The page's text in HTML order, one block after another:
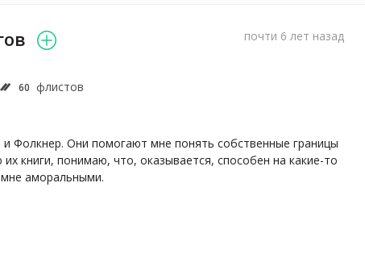
60 флистов
почти 6 лет назад
Фолкнер. Они помогают мне понять собственные границы
книги, понимаю, что, оказывается, способен на какие-то
мне аморальными.